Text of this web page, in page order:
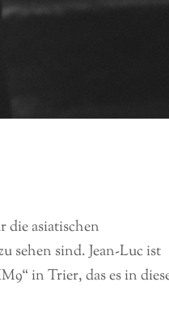
die asiatischen
sehen sind. Jean-Luc ist
in Trier, das es in